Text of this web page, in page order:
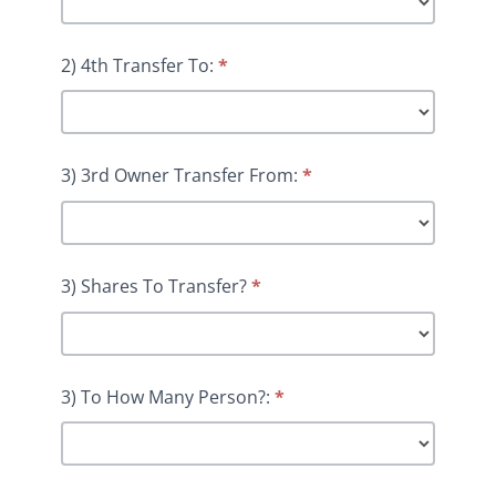
2) 4th Transfer To: *
3) 3rd Owner Transfer From: *
3) Shares To Transfer?*
3) To How Many Person?: *